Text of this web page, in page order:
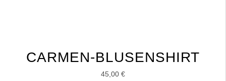
CARMEN-BLUSENSHIRT
45,00 €